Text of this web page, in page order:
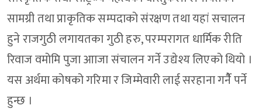
सामग्री तथा प्राकृतिक सम्पदाको संरक्षण तथा यहां सचालन
हुने राजगुठी लगायतका गुठी हरु, परम्परागत धार्मिक रीति
रिवाज वमोमि पुजा आाजा संचालन गर्ने उद्येश्य लिएको थियो ।
यस अर्थमा कोषको गरिमा र जिम्मेवारी लाई सरहाना गर्नैै पर्ने
हुन्छ ।